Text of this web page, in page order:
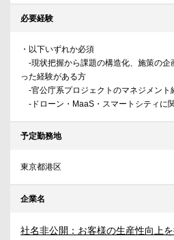
必要経験
・以下いずれか必須
-現状把握から課題の構造化、施策の企
った経験がある方
-官公庁系プロジェクトのマネジメント
-ドローン・MaaS・スマートシティに
予定勤務地
東京都港区
企業名
社名非公開：お客様の生産性向上